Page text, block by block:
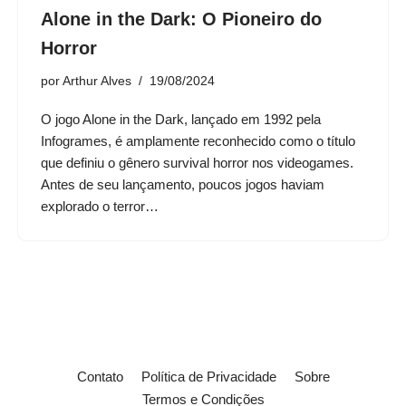
Alone in the Dark: O Pioneiro do
Horror
por Arthur Alves 19/08/2024
O jogo Alone in the Dark, lançado em 1992 pela
Infogrames, é amplamente reconhecido como o título
que definiu o gênero survival horror nos videogames.
Antes de seu lançamento, poucos jogos haviam
explorado o terror…
Contato Política de Privacidade
Sobre
Termos e Condições